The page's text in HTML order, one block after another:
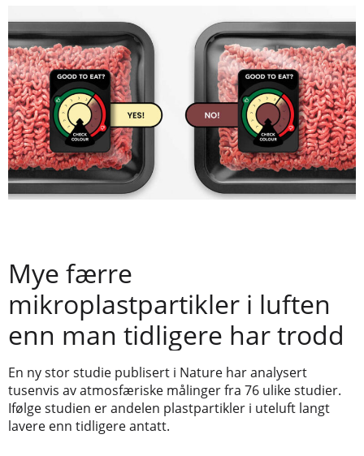
Mye færre
mikroplastpartikler i luften
enn man tidligere har trodd
En ny stor studie publisert i Nature har analysert
tusenvis av atmosfæriske målinger fra 76 ulike studier.
Ifølge studien er andelen plastpartikler i uteluft langt
lavere enn tidligere antatt.